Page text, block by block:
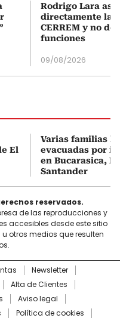
Rodrigo Lara
directamente la
CERREM y no
funciones
09/08/2026
El
Varias familias
evacuadas por
en Bucarasica,
Santander
reservados.
de las reproducciones y
accesibles desde este sitio
otros medios que resulten
Newsletter
Alta de Clientes
Aviso legal
Política de cookies